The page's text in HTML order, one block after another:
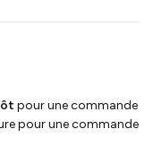
pour une commande
pour une commande